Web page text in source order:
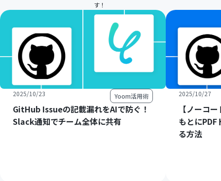
す！
2025/10/23 Yoom活用術
GitHub Issueの記載漏れをAIで防ぐ！
Slack通知でチーム全体に共有
2025/10/27
【ノーコ
もとにPDF
る方法